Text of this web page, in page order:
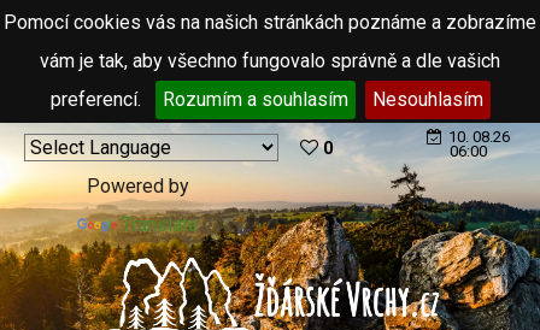
Pomocí cookies vás na našich stránkách poznáme a zobrazíme
vám je tak, aby všechno fungovalo správně a dle vašich
preferencí.
Rozumím a souhlasím Nesouhlasím
Powered by
Translate
0
10. 08.26
06:00